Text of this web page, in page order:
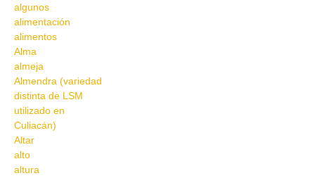
algunos
alimentación
alimentos
Alma
almeja
Almendra (variedad
distinta de LSM
utilizado en
Culiacán)
Altar
alto
altura